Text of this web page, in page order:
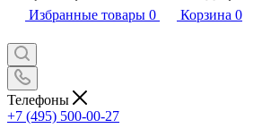
Избранные товары 0 Корзина 0
Телефоны
+7 (495) 500-00-27